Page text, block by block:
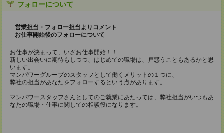
フォローについて
営業担当・フォロー担当よりコメント
お仕事開始後のフォローについて
お仕事が決まって、いざお仕事開始！！
新しい出会いに期待もしつつ、はじめての職場は、戸惑うこともあるかと思
います。
マンパワーグループのスタッフとして働くメリットの１つに、
弊社の担当があなたをフォローするという点があります。
マンパワースタッフさんとしてのご就業にあたっては、弊社担当がいつもあ
なたの職場・仕事に関しての相談役になります。